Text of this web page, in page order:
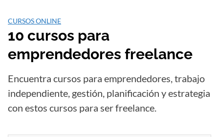
CURSOS ONLINE
10 cursos para
emprendedores freelance
Encuentra cursos para emprendedores, trabajo
independiente, gestión, planificación y estrategia
con estos cursos para ser freelance.